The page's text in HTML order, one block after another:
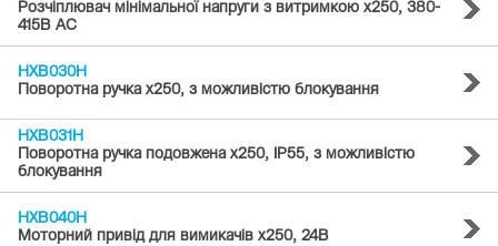
Розчіплювач мінімальної напруги з витримкою x250, 380-
415В АС
HXB030H
Поворотна ручка x250, з можливістю блокування
HXB031H
Поворотна ручка подовжена x250, IP55, з можливістю
блокування
HXB040H
Моторний привід для вимикачів x250, 24В